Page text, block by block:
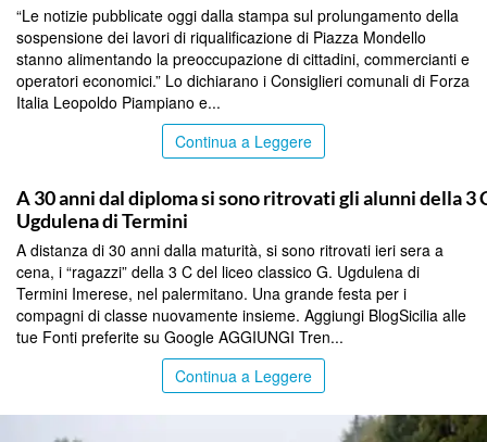
“Le notizie pubblicate oggi dalla stampa sul prolungamento della
sospensione dei lavori di riqualificazione di Piazza Mondello
stanno alimentando la preoccupazione di cittadini, commercianti e
operatori economici.” Lo dichiarano i Consiglieri comunali di Forza
Italia Leopoldo Piampiano e...
Continua a Leggere
A 30 anni dal diploma si sono ritrovati gli alunni della 3
Ugdulena di Termini
A distanza di 30 anni dalla maturità, si sono ritrovati ieri sera a
cena, i “ragazzi” della 3 C del liceo classico G. Ugdulena di
Termini Imerese, nel palermitano. Una grande festa per i
compagni di classe nuovamente insieme. Aggiungi BlogSicilia alle
tue Fonti preferite su Google AGGIUNGI Tren...
Continua a Leggere